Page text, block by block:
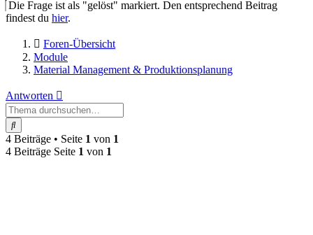
Die Frage ist als "gelöst" markiert. Den entsprechend Beitrag
findest du hier.
Foren-Übersicht
Module
Material Management & Produktionsplanung
Antworten
Suche
4 Beiträge • Seite 1 von 1
4 Beiträge Seite 1 von 1